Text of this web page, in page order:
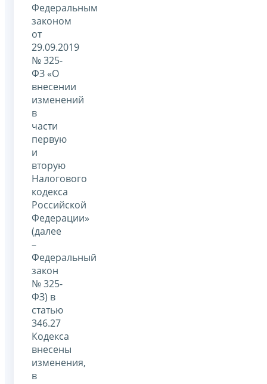
Федеральным
законом
от
29.09.2019
№ 325-
ФЗ «О
внесении
изменений
в
части
первую
и
вторую
Налогового
кодекса
Российской
Федерации»
(далее
–
Федеральный
закон
№ 325-
ФЗ) в
статью
346.27
Кодекса
внесены
изменения,
в